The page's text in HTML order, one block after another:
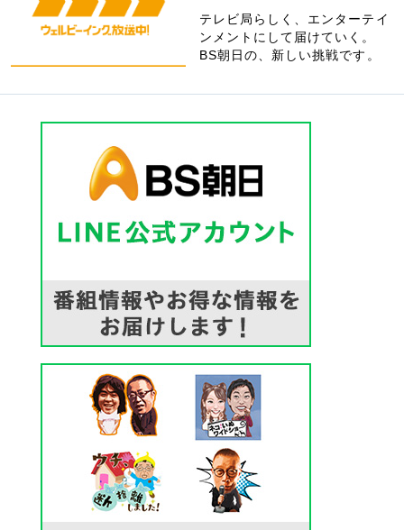
テレビ局らしく、エンターテイ
ンメントにして届けていく。
BS朝日の、新しい挑戦です。